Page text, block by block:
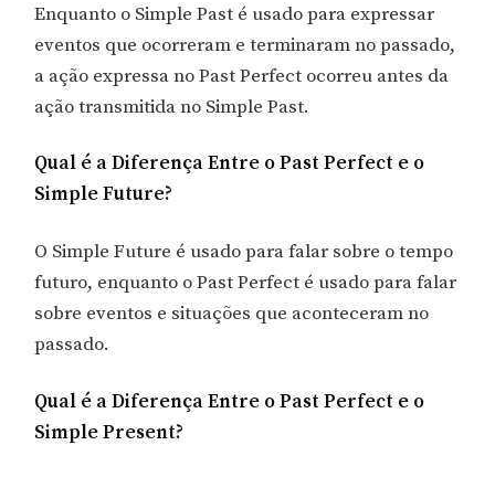
Enquanto o Simple Past é usado para expressar
eventos que ocorreram e terminaram no passado,
a ação expressa no Past Perfect ocorreu antes da
ação transmitida no Simple Past.
Qual é a Diferença Entre o Past Perfect e o
Simple Future?
O Simple Future é usado para falar sobre o tempo
futuro, enquanto o Past Perfect é usado para falar
sobre eventos e situações que aconteceram no
passado.
Qual é a Diferença Entre o Past Perfect e o
Simple Present?